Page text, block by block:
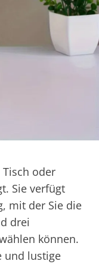
Tisch oder
Sie verfügt
mit der Sie die
drei
können.
und lustige